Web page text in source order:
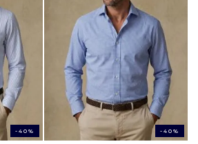
-40% -40%